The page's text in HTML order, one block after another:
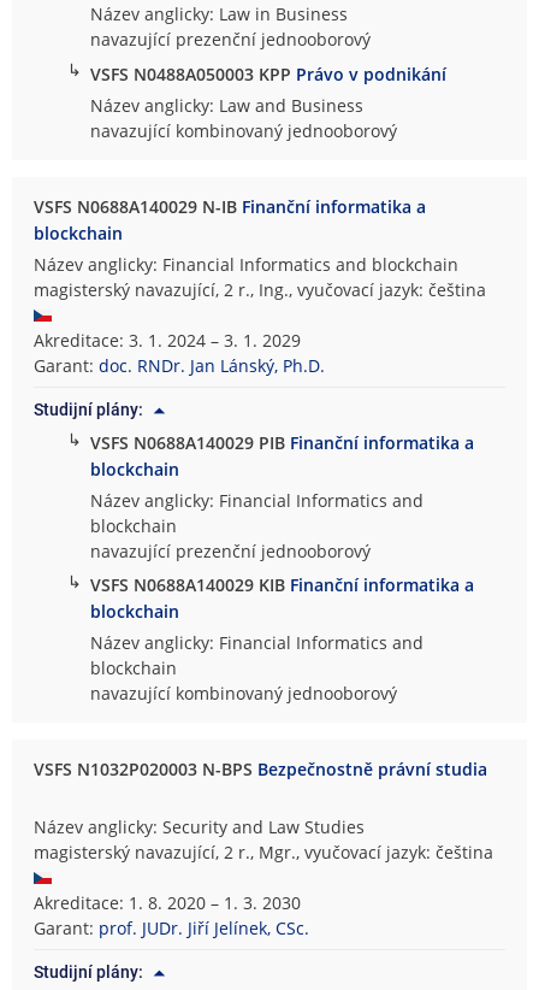
Název anglicky: Law in Business
navazující prezenční jednooborový
↳ VSFS N0488A050003 KPP Právo v podnikání
Název anglicky: Law and Business
navazující kombinovaný jednooborový
VSFS N0688A140029 N-IB Finanční informatika a
blockchain
Název anglicky: Financial Informatics and blockchain
magisterský navazující, 2 r., Ing., vyučovací jazyk: čeština
Akreditace: 3. 1. 2024 – 3. 1. 2029
Garant:doc. RNDr. Jan Lánský, Ph.D.
Studijní plány:
↳ VSFS N0688A140029 PIB Finanční informatika a
blockchain
Název anglicky: Financial Informatics and
blockchain
navazující prezenční jednooborový
↳ VSFS N0688A140029 KIB Finanční informatika a
blockchain
Název anglicky: Financial Informatics and
blockchain
navazující kombinovaný jednooborový
VSFS N1032P020003 N-BPS Bezpečnostně právní studia
Název anglicky: Security and Law Studies
magisterský navazující, 2 r., Mgr., vyučovací jazyk: čeština
Akreditace: 1. 8. 2020 – 1. 3. 2030
Garant: prof. JUDr. Jiří Jelínek, CSc.
Studijní plány: